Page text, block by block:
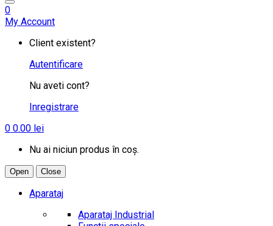
0
My Account
Client existent?
Autentificare
Nu aveti cont?
Inregistrare
0 0.00 lei
Nu ai niciun produs în coș.
Open Close
Aparataj
Aparataj Industrial